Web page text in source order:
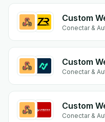
Custom
Conectar &
Custom
Conectar &
Conectar &